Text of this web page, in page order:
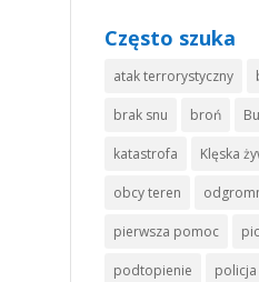
Często szuka
atak terrorystyczny
brak snu broń
katastrofa Klęska
obcy teren
pierwsza pomoc
podtopienie policja